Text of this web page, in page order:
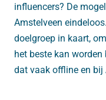
influencers? De
Amstelveen
doelgroep in kaart,
het beste kan worden
dat vaak offline en bij